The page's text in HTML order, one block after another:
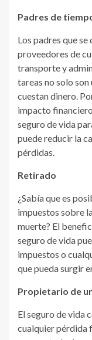
Padres de
Los padres que se
proveedores de
transporte y
tareas no solo
cuestan dinero.
impacto
seguro de vida
puede reducir la
pérdidas.
Retirado
¿Sabía que es
impuestos sobre
muerte? El
seguro de vida
impuestos o
que pueda surgir
Propietario de
El seguro de vida
cualquier pérdida